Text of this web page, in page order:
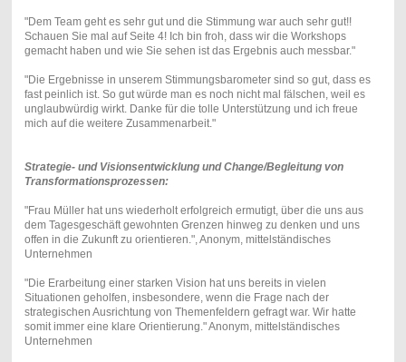
"Dem Team geht es sehr gut und die Stimmung war auch sehr gut!!
Schauen Sie mal auf Seite 4! Ich bin froh, dass wir die Workshops
gemacht haben und wie Sie sehen ist das Ergebnis auch messbar."
"Die Ergebnisse in unserem Stimmungsbarometer sind so gut, dass es
fast peinlich ist. So gut würde man es noch nicht mal fälschen, weil es
unglaubwürdig wirkt. Danke für die tolle Unterstützung und ich freue
mich auf die weitere Zusammenarbeit."
Strategie- und Visionsentwicklung und Change/Begleitung von
Transformationsprozessen:
"Frau Müller hat uns wiederholt erfolgreich ermutigt, über die uns aus
dem Tagesgeschäft gewohnten Grenzen hinweg zu denken und uns
offen in die Zukunft zu orientieren.", Anonym, mittelständisches
Unternehmen
"Die Erarbeitung einer starken Vision hat uns bereits in vielen
Situationen geholfen, insbesondere, wenn die Frage nach der
strategischen Ausrichtung von Themenfeldern gefragt war. Wir hatte
somit immer eine klare Orientierung." Anonym, mittelständisches
Unternehmen